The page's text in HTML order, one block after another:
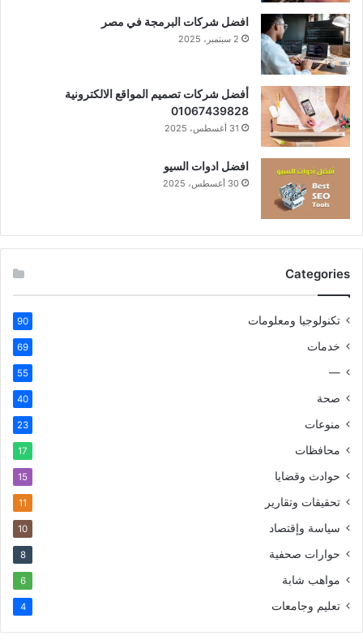
افضل شركات البرمجة في مصر
2 سبتمبر، 2025
أفضل شركات تصميم المواقع الالكترونية
01067439828
31 أغسطس، 2025
افضل ادوات السيو
30 أغسطس، 2025
Categories
تكنولوجيا ومعلومات 90
خدمات 69
—
55
صحة 40
منوعات 23
محافظات 17
حوادث وقضايا 15
تحقيقات وتقارير 11
سياسة وإقتصاد 10
حوارات صحفية 8
مواهب شابة 6
تعليم وجامعات 4